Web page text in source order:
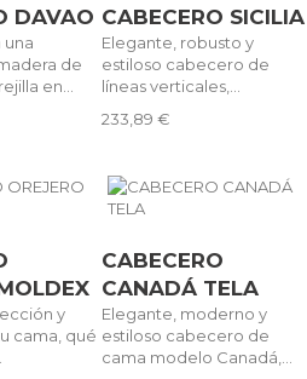
DAVAO
una
de
en...
CABECERO SICILIA
Elegante, robusto y
estiloso cabecero de
líneas verticales,...
233,89 €
y
cama, qué
CABECERO
CANADÁ TELA
Elegante, moderno y
estiloso cabecero de
cama modelo Canadá,...